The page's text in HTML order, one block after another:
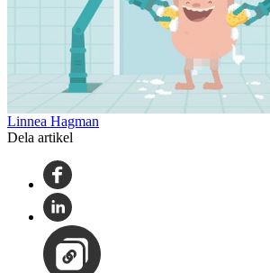
Linnea Hagman
Dela artikel